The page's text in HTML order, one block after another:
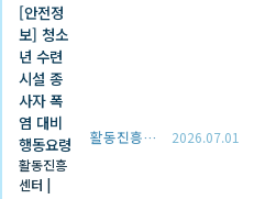
[안전정
보] 청소
년 수련
시설 종
사자 폭
염 대비
행동요령
활동진흥
센터 |
활동진흥센터 2026.07.01